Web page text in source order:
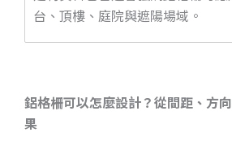
台、頂樓、庭院與遮陽場域。
鋁格柵可以怎麼設計？從間距、方
果